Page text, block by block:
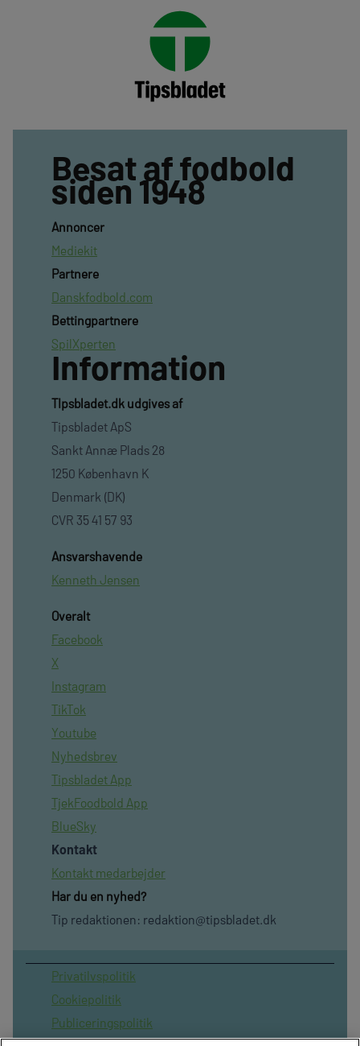
Besat af fodbold
siden 1948
Annoncer
Mediekit
Partnere
Danskfodbold.com
Bettingpartnere
SpilXperten
Information
TIpsbladet.dk udgives af
Tipsbladet ApS
Sankt Annæ Plads 28
1250 København K
Denmark (DK)
CVR 35 41 57 93
Ansvarshavende
Kenneth Jensen
Overalt
Facebook
X
Instagram
TikTok
Youtube
Nyhedsbrev
Tipsbladet App
TjekFoodbold App
BlueSky
Kontakt
Kontakt medarbejder
Har du en nyhed?
Tip redaktionen: redaktion@tipsbladet.dk
Privatilvspolitik
Cookiepolitik
Publiceringspolitik